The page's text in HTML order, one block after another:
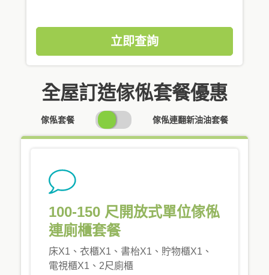
立即查詢
全屋訂造傢俬套餐優惠
傢俬套餐
SWITCH
PRICING
傢俬連翻新油油套餐
100-150 尺開放式單位傢俬
連廁櫃套餐
床X1、衣櫃X1、書枱X1、貯物櫃X1、
電視櫃X1、2尺廁櫃